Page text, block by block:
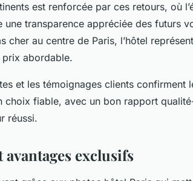
est renforcée par ces retours, où
transparence appréciée des futurs
cher au centre de Paris, l’hôtel
prix abordable.
et les témoignages clients confirment
choix fiable, avec un bon rapport
réussi.
exclusifs